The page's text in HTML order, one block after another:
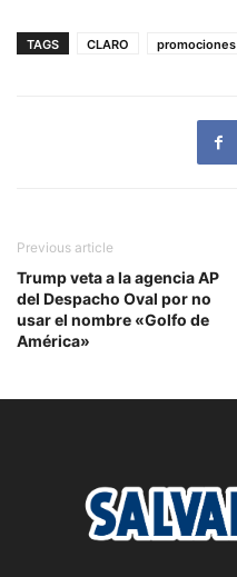
TAGS CLARO promociones
Previous article
Trump veta a la agencia AP
del Despacho Oval por no
usar el nombre «Golfo de
América»